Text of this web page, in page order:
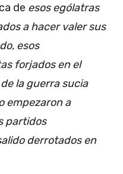
de esos ególatras
a hacer valer sus
esos
forjados en el
la guerra sucia
empezaron a
partidos
derrotados en